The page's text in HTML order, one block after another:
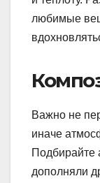
любимые
Важно не
иначе
Подбирайте
дополняли